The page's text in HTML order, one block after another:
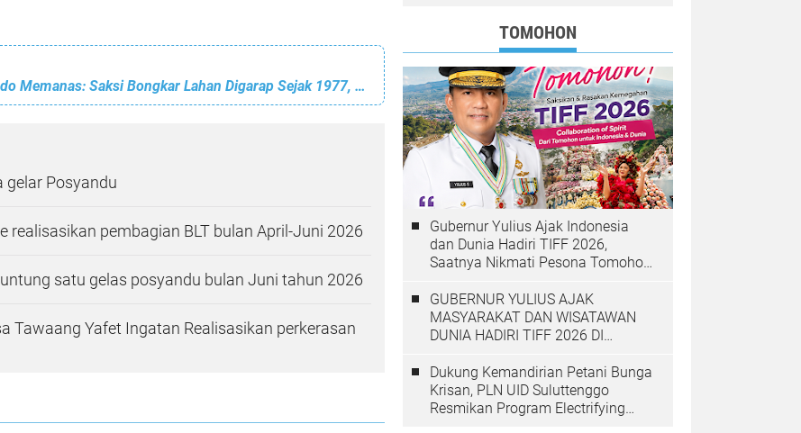
Sidang PN Manado Memanas: Saksi Bongkar Lahan Digarap Sejak 1977, Kuasa Hukum Laporkan Dugaan Keterangan Palsu ke Polda Sulut
gelar Posyandu
realisasikan pembagian BLT bulan April-Juni 2026
satu gelas posyandu bulan Juni tahun 2026
Tawaang Yafet Ingatan Realisasikan perkerasan
TOMOHON
Gubernur Yulius Ajak Indonesia
dan Dunia Hadiri TIFF 2026,
Saatnya Nikmati Pesona Tomohon
GUBERNUR YULIUS AJAK
MASYARAKAT DAN WISATAWAN
DUNIA HADIRI TIFF 2026 DI
Dukung Kemandirian Petani Bunga
Krisan, PLN UID Suluttenggo
Resmikan Program Electrifying